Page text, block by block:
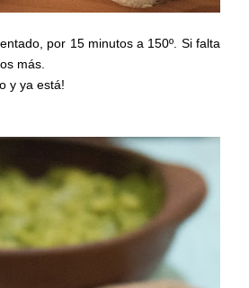
por 15 minutos a 150º. Si falta
más.
y ya está!